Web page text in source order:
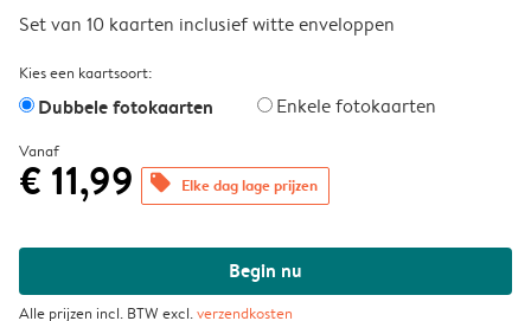
Set van 10 kaarten inclusief witte enveloppen
Kies een kaartsoort:
Dubbele fotokaarten Enkele fotokaarten
Vanaf
€ 11,99 offers Elke dag lage prijzen
Begin nu
Alle prijzen incl. BTW excl.verzendkosten